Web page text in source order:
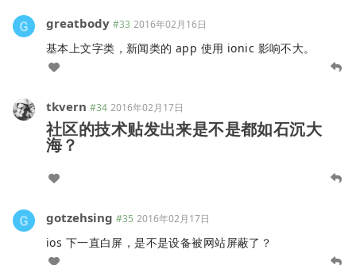
greatbody #33 2016年02月16日
基本上文字类，新闻类的 app 使用 ionic 影响不大。
tkvern #34 2016年02月17日
社区的技术贴发出来是不是都如石沉大
海？
gotzehsing #35 2016年02月17日
ios 下一直白屏，是不是设备被网站屏蔽了？